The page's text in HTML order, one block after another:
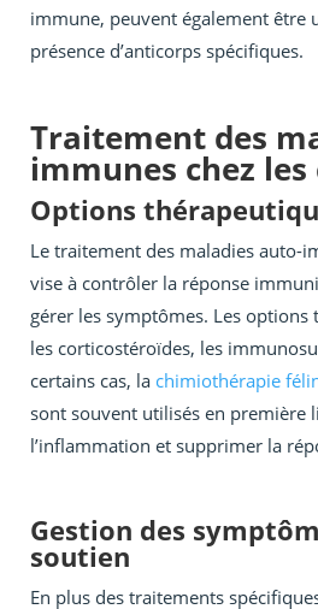
immune, peuvent également être
présence d’anticorps spécifiques.
Traitement des
immunes chez les
Options
Le traitement des maladies auto-
vise à contrôler la réponse
gérer les symptômes. Les
les corticostéroïdes, les
certains cas, la chimiothérapie
sont souvent utilisés en première
l’inflammation et supprimer la
Gestion des
soutien
En plus des traitements